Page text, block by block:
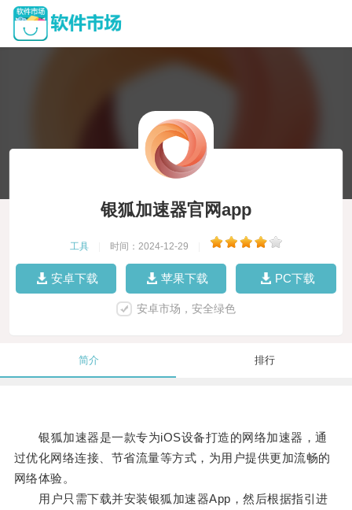
银狐加速器官网app
工具 时间：2024-12-29
安卓下载 苹果下载 PC下载
安卓市场，安全绿色
简介 排行
银狐加速器是一款专为iOS设备打造的网络加速器，通
过优化网络连接、节省流量等方式，为用户提供更加流畅的
网络体验。
用户只需下载并安装银狐加速器App，然后根据指引进